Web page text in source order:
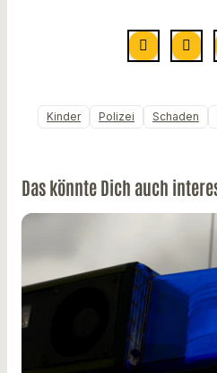
Kinder Polizei Schaden
Das könnte Dich auch